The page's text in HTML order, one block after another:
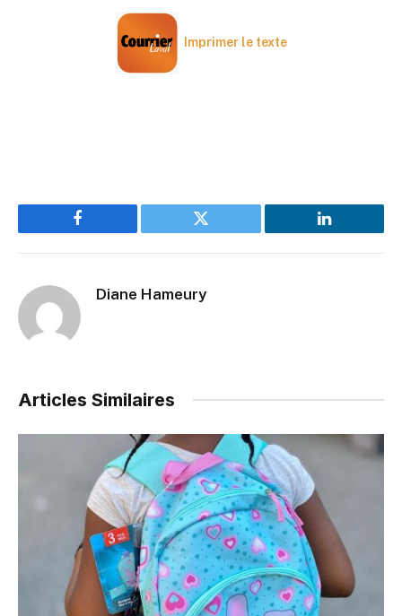
Imprimer le texte
Facebook Twitter LinkedIn
Diane Hameury
Articles Similaires